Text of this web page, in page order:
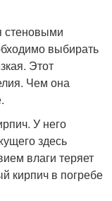
стеновыми
выбирать
Этот
Чем она
У него
здесь
влаги теряет
кирпич в погребе